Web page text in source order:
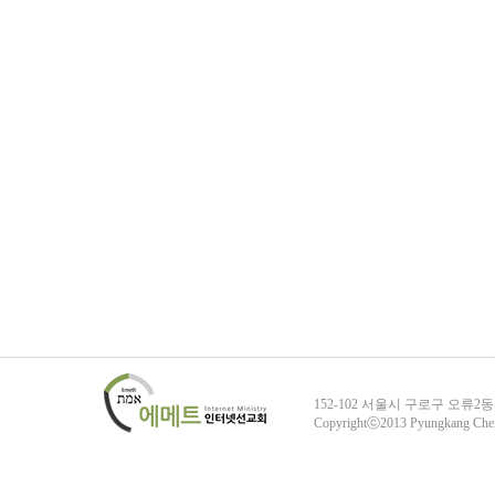
152-102 서울시 구로구 오류2
Copyrightⓒ2013 Pyungkang